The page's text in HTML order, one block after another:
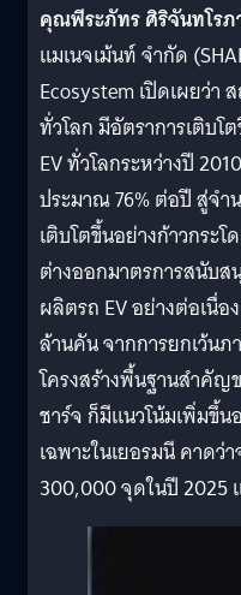
คุณพีระภัทร ศิริจันทโรภ
แมเนจเม้นท์ จำกัด
Ecosystem เปิดเผยว่า
ทั่วโลก มีอัตราการเติบโ
EV ทั่วโลกระหว่างปี
ประมาณ 76% ต่อปี สู่จำ
เติบโตขึ้นอย่างก้าวกระ
ต่างออกมาตรการสนับ
ผลิตรถ EV อย่างต่อเนื่อ
ล้านคัน จากการยกเว้น
โครงสร้างพื้นฐานสำคัญ
ชาร์จ ก็มีแนวโน้มเพิ่มขึ้น
เฉพาะในเยอรมนี คาดว่
300,000 จุดในปี 2025